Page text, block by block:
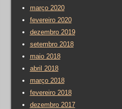
março 2020
fevereiro 2020
dezembro 2019
setembro 2018
maio 2018
abril 2018
março 2018
fevereiro 2018
dezembro 2017